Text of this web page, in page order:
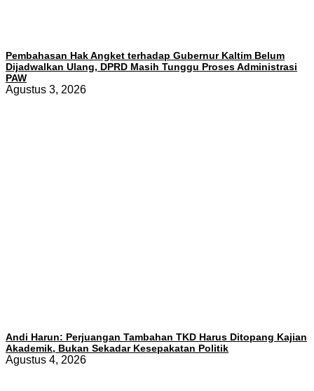
Pembahasan Hak Angket terhadap Gubernur Kaltim Belum
Dijadwalkan Ulang, DPRD Masih Tunggu Proses Administrasi
PAW
Agustus 3, 2026
Andi Harun: Perjuangan Tambahan TKD Harus Ditopang Kajian
Akademik, Bukan Sekadar Kesepakatan Politik
Agustus 4, 2026